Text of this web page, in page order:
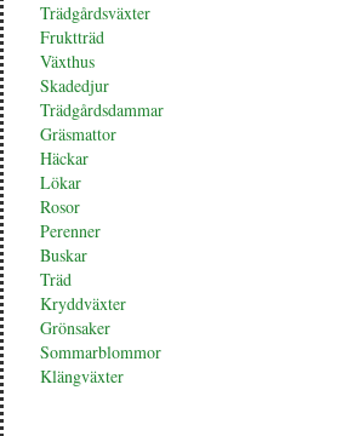
Trädgårdsväxter
Fruktträd
Växthus
Skadedjur
Trädgårdsdammar
Gräsmattor
Häckar
Lökar
Rosor
Perenner
Buskar
Träd
Kryddväxter
Grönsaker
Sommarblommor
Klängväxter